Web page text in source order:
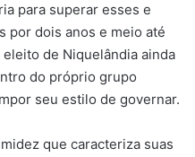
para superar esses e
por dois anos e meio até
de Niquelândia ainda
do próprio grupo
seu estilo de governar.
que caracteriza suas